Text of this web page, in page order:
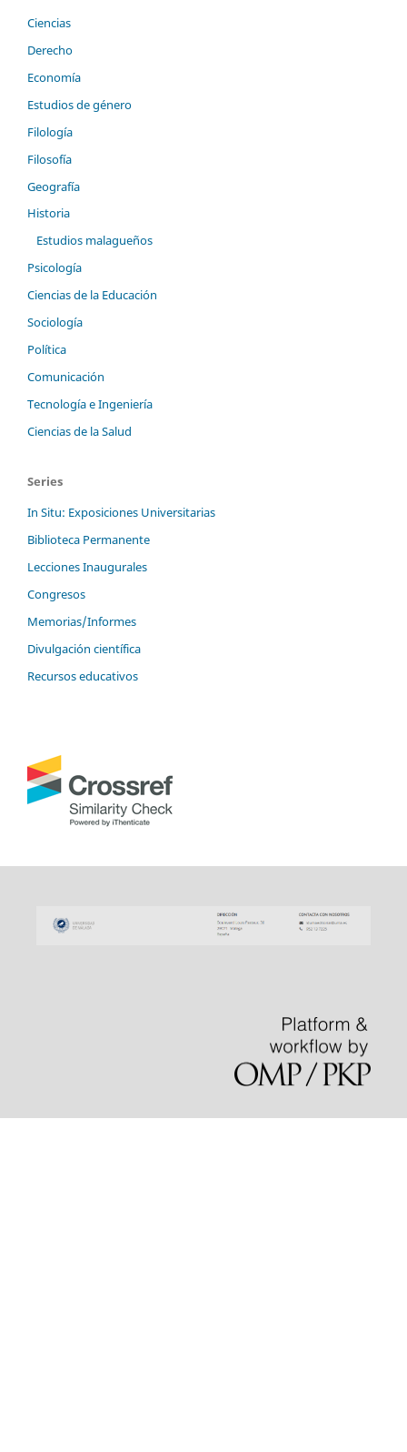
Ciencias
Derecho
Economía
Estudios de género
Filología
Filosofía
Geografía
Historia
Estudios malagueños
Psicología
Ciencias de la Educación
Sociología
Política
Comunicación
Tecnología e Ingeniería
Ciencias de la Salud
Series
In Situ: Exposiciones Universitarias
Biblioteca Permanente
Lecciones Inaugurales
Congresos
Memorias/Informes
Divulgación científica
Recursos educativos